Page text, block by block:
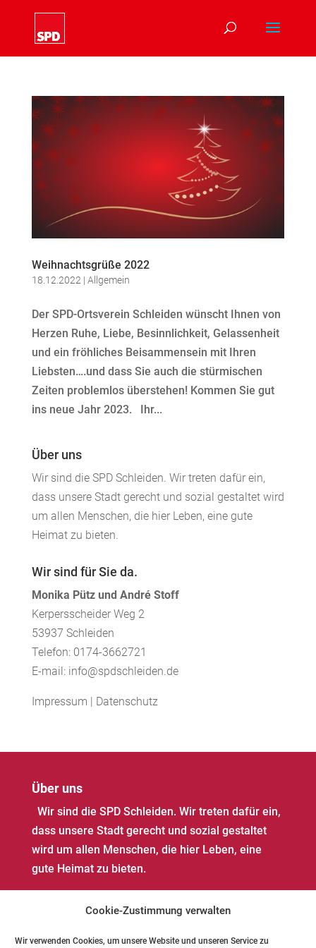
Cookie-Zustimmung verwalten
Wir verwenden Cookies, um unsere Website und unseren Service zu
Weihnachtsgrüße 2022
18.12.2022 | Allgemein
Der SPD-Ortsverein Schleiden wünscht Ihnen von
Herzen Ruhe, Liebe, Besinnlichkeit, Gelassenheit
und ein fröhliches Beisammensein mit Ihren
Liebsten….und dass Sie auch die stürmischen
Zeiten problemlos überstehen! Kommen Sie gut
ins neue Jahr 2023. Ihr...
Über uns
Wir sind die SPD Schleiden. Wir treten dafür ein,
dass unsere Stadt gerecht und sozial gestaltet wird
um allen Menschen, die hier Leben, eine gute
Heimat zu bieten.
Wir sind für Sie da.
Monika Pütz und André Stoff
Kerpersscheider Weg 2
53937 Schleiden
Telefon: 0174-3662721
E-mail: info@spdschleiden.de
Impressum | Datenschutz
Über uns
Wir sind die SPD Schleiden. Wir treten dafür ein,
dass unsere Stadt gerecht und sozial gestaltet
wird um allen Menschen, die hier Leben, eine
gute Heimat zu bieten.